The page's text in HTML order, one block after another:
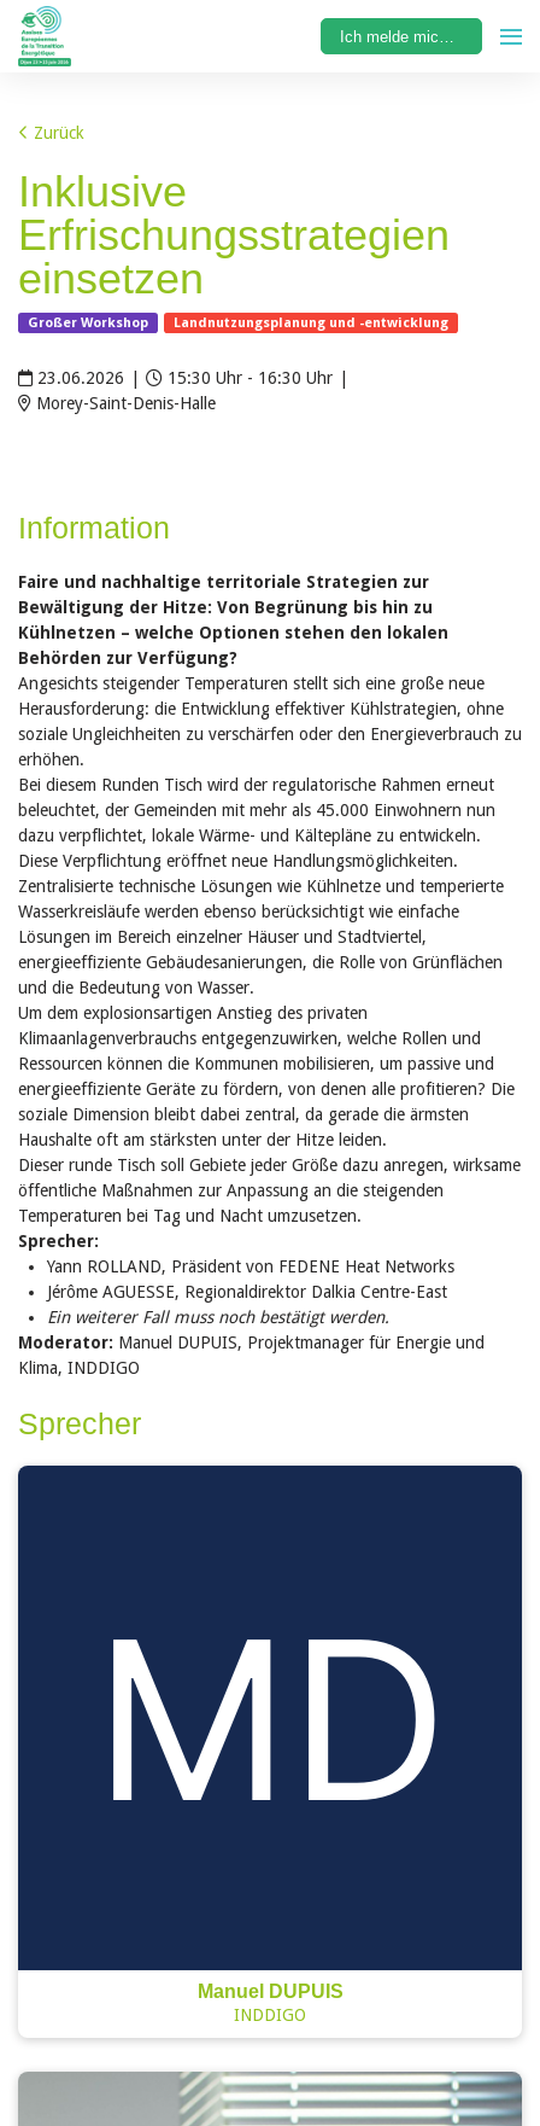
Zurück
Inklusive
Erfrischungsstrategien
einsetzen
Großer Workshop Landnutzungsplanung und -entwicklung
23.06.2026 15:30 Uhr - 16:30 Uhr
Morey-Saint-Denis-Halle
Information
Faire und nachhaltige territoriale Strategien zur
Bewältigung der Hitze: Von Begrünung bis hin zu
Kühlnetzen – welche Optionen stehen den lokalen
Behörden zur Verfügung?
Angesichts steigender Temperaturen stellt sich eine große neue
Herausforderung: die Entwicklung effektiver Kühlstrategien, ohne
soziale Ungleichheiten zu verschärfen oder den Energieverbrauch zu
erhöhen.
Bei diesem Runden Tisch wird der regulatorische Rahmen erneut
beleuchtet, der Gemeinden mit mehr als 45.000 Einwohnern nun
dazu verpflichtet, lokale Wärme- und Kältepläne zu entwickeln.
Diese Verpflichtung eröffnet neue Handlungsmöglichkeiten.
Zentralisierte technische Lösungen wie Kühlnetze und temperierte
Wasserkreisläufe werden ebenso berücksichtigt wie einfache
Lösungen im Bereich einzelner Häuser und Stadtviertel,
energieeffiziente Gebäudesanierungen, die Rolle von Grünflächen
und die Bedeutung von Wasser.
Um dem explosionsartigen Anstieg des privaten
Klimaanlagenverbrauchs entgegenzuwirken, welche Rollen und
Ressourcen können die Kommunen mobilisieren, um passive und
energieeffiziente Geräte zu fördern, von denen alle profitieren? Die
soziale Dimension bleibt dabei zentral, da gerade die ärmsten
Haushalte oft am stärksten unter der Hitze leiden.
Dieser runde Tisch soll Gebiete jeder Größe dazu anregen, wirksame
öffentliche Maßnahmen zur Anpassung an die steigenden
Temperaturen bei Tag und Nacht umzusetzen.
Sprecher:
Yann ROLLAND, Präsident von FEDENE Heat Networks
Jérôme AGUESSE, Regionaldirektor Dalkia Centre-East
Ein weiterer Fall muss noch bestätigt werden.
Moderator: Manuel DUPUIS, Projektmanager für Energie und
Klima, INDDIGO
Sprecher
Manuel DUPUIS
INDDIGO